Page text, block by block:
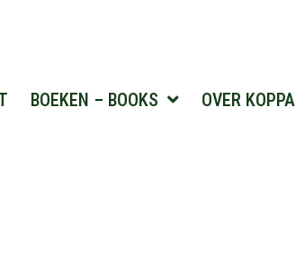
BOEKEN – BOOKS OVER KOPPA